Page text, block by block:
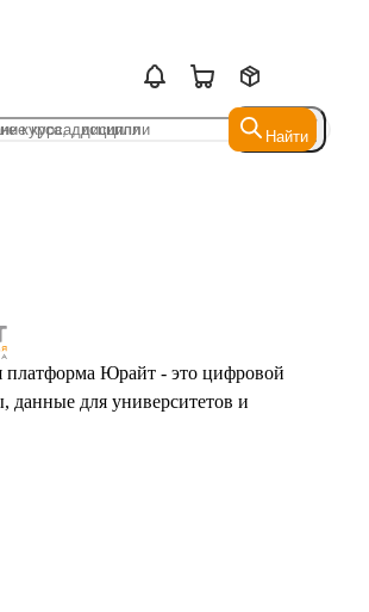
Найти
Найти
платформа Юрайт - это цифровой
данные для университетов и